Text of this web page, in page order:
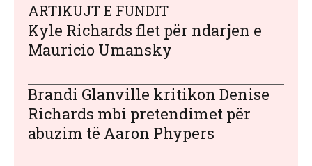
ARTIKUJT E FUNDIT
Kyle Richards flet për ndarjen e
Mauricio Umansky
Brandi Glanville kritikon Denise
Richards mbi pretendimet për
abuzim të Aaron Phypers